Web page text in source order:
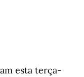
esta terça-